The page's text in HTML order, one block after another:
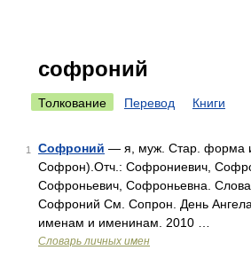
софроний
Толкование Перевод Книги
1 Софроний — я, муж. Стар. форма
Софрон).Отч.: Софрониевич,
Софроньевич, Софроньевна.
Софроний См. Сопрон. День
именам и именинам. 2010 …
Словарь личных имен